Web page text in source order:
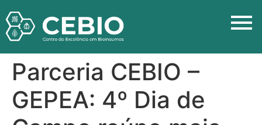
Parceria CEBIO –
GEPEA: 4º Dia de